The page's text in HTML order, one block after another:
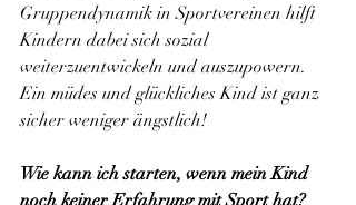
Gruppendynamik in Sportvereinen hilft
Kindern dabei sich sozial
weiterzuentwickeln und auszupowern.
Ein müdes und glückliches Kind ist ganz
sicher weniger ängstlich!
Wie kann ich starten, wenn mein Kind
noch keiner Erfahrung mit Sport hat?